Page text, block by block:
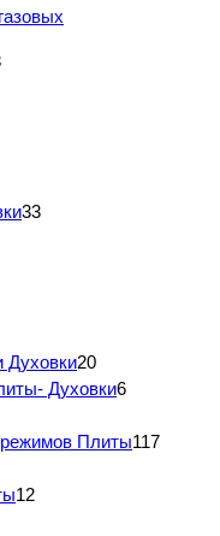
33
Духовки20
Духовки6
Плиты117
12